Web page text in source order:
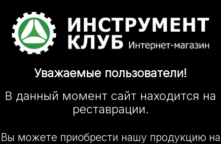
Уважаемые пользователи!
В данный момент сайт находится на
реставрации.
Вы можете приобрести нашу продукцию на